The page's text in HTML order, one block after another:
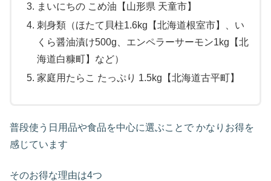
まいにちの こめ油【山形県 天童市】
刺身類（ほたて貝柱1.6kg【北海道根室市】、い
くら醤油漬け500g、エンペラーサーモン1kg【北
海道白糠町】など）
家庭用たらこ たっぷり 1.5kg【北海道古平町】
普段使う日用品や食品を中心に選ぶことで かなりお得を
感じています
そのお得な理由は4つ